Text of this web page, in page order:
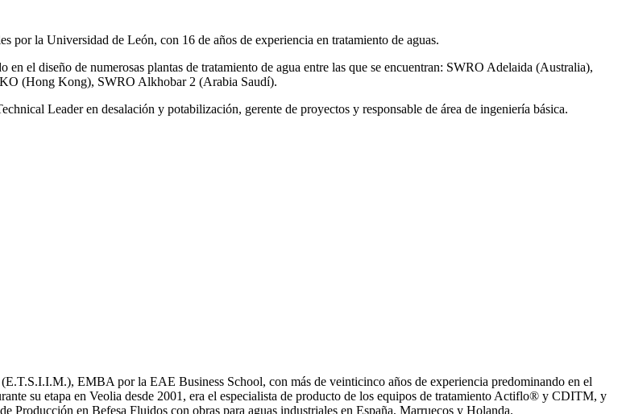
la Universidad de León, con 16 de años de experiencia en tratamiento de aguas.
el diseño de numerosas plantas de tratamiento de agua entre las que se encuentran: SWRO Adelaida (Australia),
(Hong Kong), SWRO Alkhobar 2 (Arabia Saudí).
Leader en desalación y potabilización, gerente de proyectos y responsable de área de ingeniería básica.
EMBA por la EAE Business School, con más de veinticinco años de experiencia predominando en el
su etapa en Veolia desde 2001, era el especialista de producto de los equipos de tratamiento Actiflo® y CDITM, y
en Befesa Fluidos con obras para aguas industriales en España, Marruecos y Holanda.